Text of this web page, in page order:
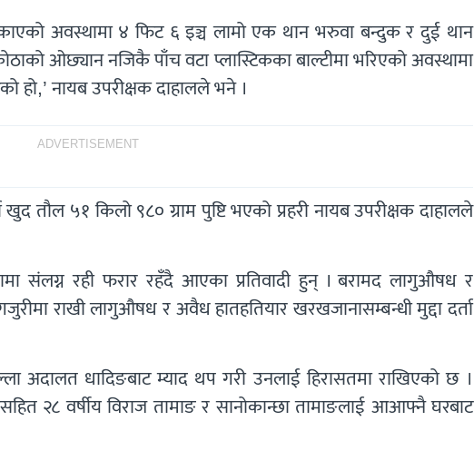
लुकाएको अवस्थामा ४ फिट ६ इञ्च लामो एक थान भरुवा बन्दुक र दुई थान
ओछ्यान नजिकै पाँच वटा प्लास्टिकका बाल्टीमा भरिएको अवस्थामा
हो,’ नायब उपरीक्षक दाहालले भने ।
ADVERTISEMENT
खुद तौल ५१ किलो ९८० ग्राम पुष्टि भएको प्रहरी नायब उपरीक्षक दाहालले
संलग्न रही फरार रहँदै आएका प्रतिवादी हुन् । बरामद लागुऔषध र
राखी लागुऔषध र अवैध हातहतियार खरखजानासम्बन्धी मुद्दा दर्ता
अदालत धादिङबाट म्याद थप गरी उनलाई हिरासतमा राखिएको छ ।
२८ वर्षीय विराज तामाङ र सानोकान्छा तामाङलाई आआफ्नै घरबाट